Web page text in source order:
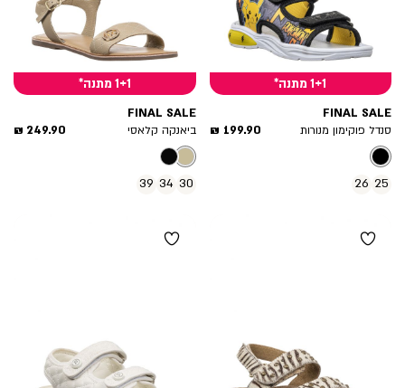
1+1 מתנה*
FINAL SALE
סנדל פוקימון מנורות
מחיר
199.90 ₪
25
26
1+1 מתנה*
FINAL SALE
ביאנקה קלאסי
מחיר
249.90 ₪
30
34
39